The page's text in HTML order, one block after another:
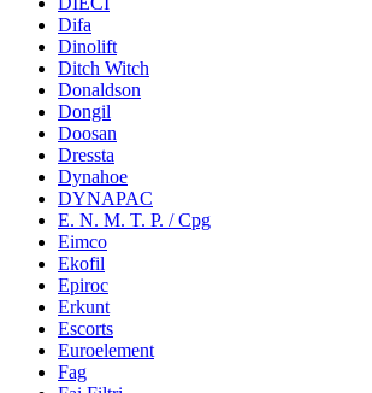
Difa
Dinolift
Ditch Witch
Donaldson
Dongil
Doosan
Dressta
Dynahoe
DYNAPAC
E. N. M. T. P. / Cpg
Eimco
Ekofil
Epiroc
Erkunt
Escorts
Euroelement
Fag